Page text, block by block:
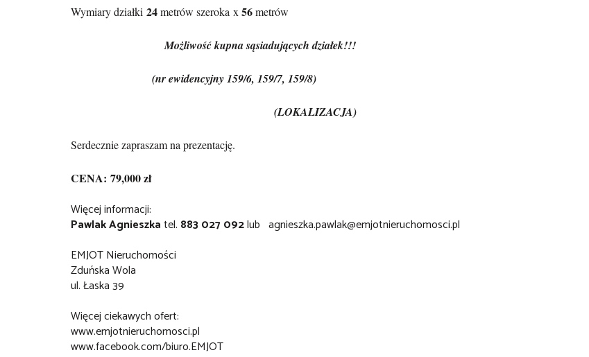
Wymiary działki 24metrów szeroka x 56metrów
Możliwość kupna sąsiadujących działek!!!
(nr ewidencyjny 159/6, 159/7, 159/8)
(LOKALIZACJA)
Serdecznie zapraszam na prezentację.
CENA: 79,000 zł
Więcej informacji:
Pawlak Agnieszkatel. 883 027 092lub agnieszka.pawlak@emjotnieruchomosci.pl
EMJOT Nieruchomości
Zduńska Wola
ul. Łaska 39
Więcej ciekawych ofert:
www.emjotnieruchomosci.pl
www.facebook.com/biuro.EMJOT